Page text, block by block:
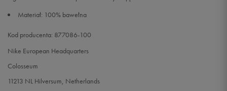
Materiał: 100% bawełna
Kod producenta: 877086-100
Nike European Headquarters
Colosseum
11213 NL Hilversum, Netherlands